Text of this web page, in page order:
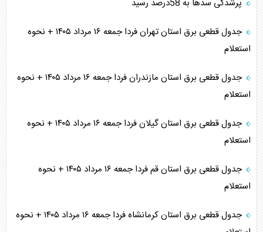
پرشدگی سدها به 58درصد رسید
جدول قطعی برق استان تهران فردا جمعه ۱۶ مرداد ۱۴۰۵ + نحوه
استعلام
جدول قطعی برق استان مازندران فردا جمعه ۱۶ مرداد ۱۴۰۵ + نحوه
استعلام
جدول قطعی برق استان گیلان فردا جمعه ۱۶ مرداد ۱۴۰۵ + نحوه
استعلام
جدول قطعی برق استان قم فردا جمعه ۱۶ مرداد ۱۴۰۵ + نحوه
استعلام
جدول قطعی برق استان کرمانشاه فردا جمعه ۱۶ مرداد ۱۴۰۵ + نحوه